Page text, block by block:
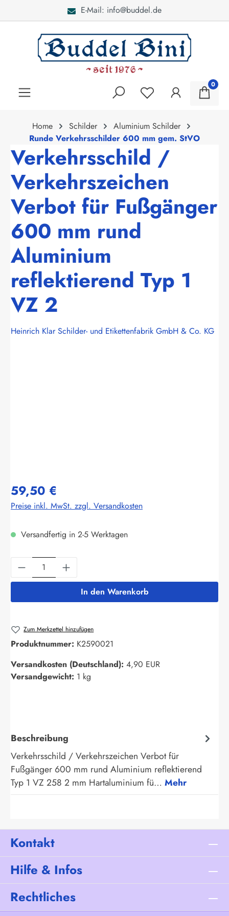
E-Mail: info@buddel.de
0
Home Schilder
Aluminium Schilder
Runde Verkehrsschilder 600 mm gem. StVO
Verkehrsschild /
Verkehrszeichen
Verbot für Fußgänger
600 mm rund
Aluminium
reflektierend Typ 1
VZ 2
Heinrich Klar Schilder- und Etikettenfabrik GmbH & Co. KG
59,50 €
Preise inkl. MwSt. zzgl. Versandkosten
Versandfertig in 2-5 Werktagen
Produkt Anzahl: Gib den gewünschten
In den Warenkorb
Zum Merkzettel hinzufügen
Produktnummer: K2590021
Versandkosten (Deutschland): 4,90 EUR
Versandgewicht: 1 kg
Beschreibung
Verkehrsschild / Verkehrszeichen Verbot für
Fußgänger 600 mm rund Aluminium reflektierend
Typ 1 VZ 258 2 mm Hartaluminium fü… Mehr
Kontakt
Hilfe & Infos
Rechtliches